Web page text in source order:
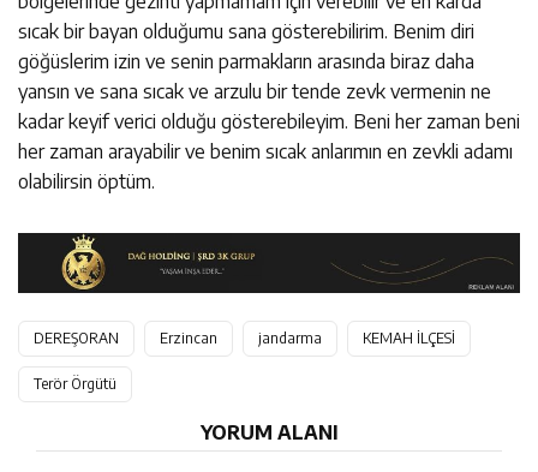
sıcak bir bayan olduğumu sana gösterebilirim. Benim diri
göğüslerim izin ve senin parmakların arasında biraz daha
yansın ve sana sıcak ve arzulu bir tende zevk vermenin ne
kadar keyif verici olduğu gösterebileyim. Beni her zaman beni
her zaman arayabilir ve benim sıcak anlarımın en zevkli adamı
olabilirsin öptüm.
DEREŞORAN Erzincan jandarma KEMAH İLÇESİ
Terör Örgütü
YORUM ALANI